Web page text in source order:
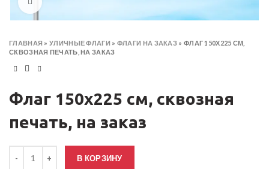
ГЛАВНАЯ »УЛИЧНЫЕ ФЛАГИ » ФЛАГИ НА ЗАКАЗ » ФЛАГ 150Х225 СМ,
СКВОЗНАЯ ПЕЧАТЬ, НА ЗАКАЗ
Флаг 150х225 см, сквозная
печать, на заказ
В КОРЗИНУ